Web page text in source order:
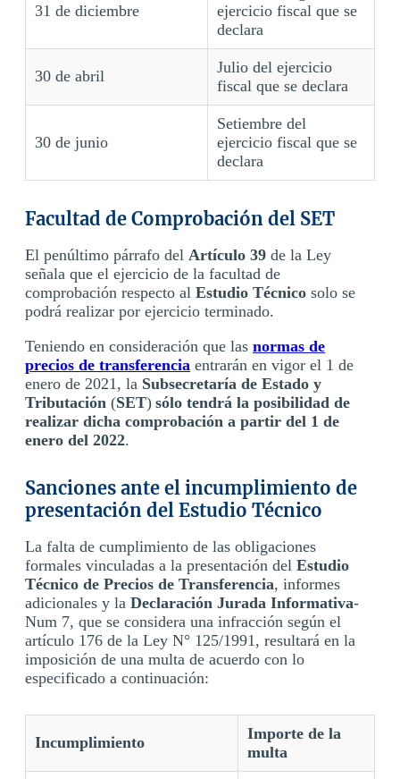
31 de diciembre
ejercicio fiscal que se
declara
30 de abril
Julio del ejercicio
fiscal que se declara
30 de junio
Setiembre del
ejercicio fiscal que se
declara
Facultad de Comprobación del SET
El penúltimo párrafo del Artículo 39 de la Ley
señala que el ejercicio de la facultad de
comprobación respecto al Estudio Técnico solo se
podrá realizar por ejercicio terminado.
Teniendo en consideración que las normas de
precios de transferencia entrarán en vigor el 1 de
enero de 2021, la Subsecretaría de Estado y
Tributación (SET) sólo tendrá la posibilidad de
realizar dicha comprobación a partir del 1 de
enero del 2022.
Sanciones ante el incumplimiento de
presentación del Estudio Técnico
La falta de cumplimiento de las obligaciones
formales vinculadas a la presentación del Estudio
Técnico de Precios de Transferencia, informes
adicionales y la Declaración Jurada Informativa-
Num 7, que se considera una infracción según el
artículo 176 de la Ley N° 125/1991, resultará en la
imposición de una multa de acuerdo con lo
especificado a continuación:
Incumplimiento
Importe de la
multa